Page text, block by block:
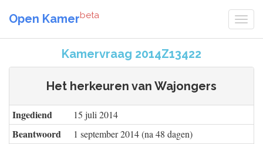
Open Kamerbeta
Kamervraag 2014Z13422
Het herkeuren van Wajongers
Ingediend 15 juli 2014
Beantwoord 1 september 2014 (na 48 dagen)